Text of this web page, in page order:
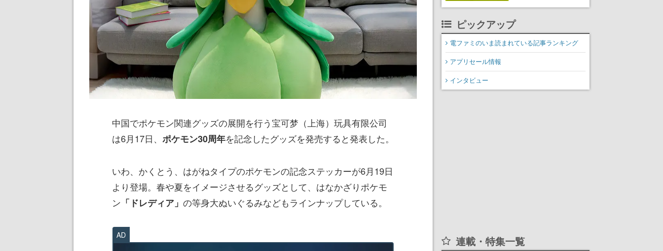
中国でポケモン関連グッズの展開を行う宝可梦（上海）玩具有限公司
は6月17日、 ポケモン30周年を記念したグッズを発売すると発表した。
いわ、かくとう、はがねタイプのポケモンの記念ステッカーが6月19日
より登場。春や夏をイメージさせるグッズとして、はなかざりポケモ
ン 「ドレディア」 の等身大ぬいぐるみなどもラインナップしている。
AD
スパ冒険隊 魔王の砦』
Nintendo Switchで復刻。
「ジャレコレ」シリーズ
ピックアップ
電ファミのいま読まれている記事ランキング
アプリセール情報
インタビュー
連載・特集一覧